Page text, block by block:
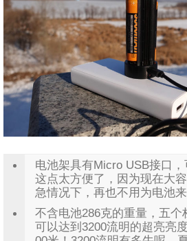
电池架具有Micro USB接口，
这点太方便了，因为现在大
急情况下，再也不用为电池来
不含电池286克的重量，五
可以达到3200流明的超亮亮